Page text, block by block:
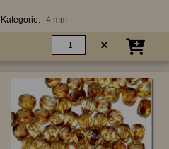
Kategorie: 4 mm